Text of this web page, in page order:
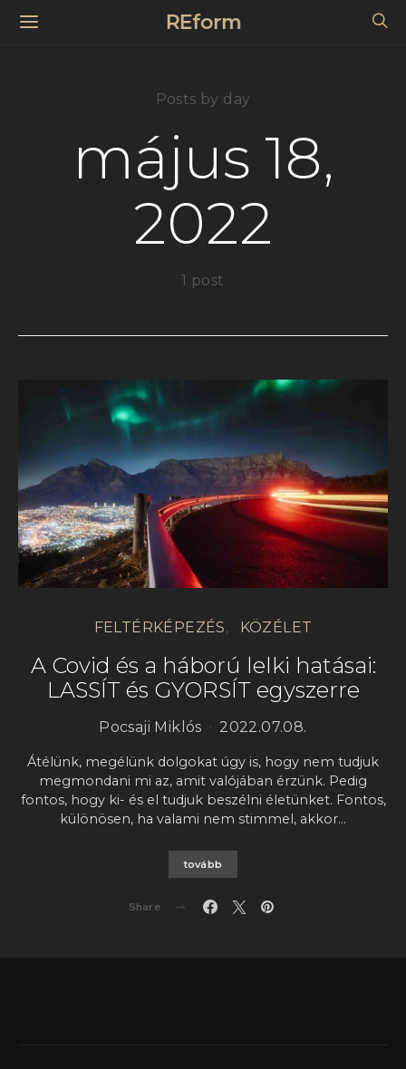
REform
Posts by day
május 18,
2022
1 post
FELTÉRKÉPEZÉS KÖZÉLET
A Covid és a háború lelki hatásai:
LASSÍT és GYORSÍT egyszerre
Pocsaji Miklós 2022.07.08.
Átélünk, megélünk dolgokat úgy is, hogy nem tudjuk
megmondani mi az, amit valójában érzünk. Pedig
fontos, hogy ki- és el tudjuk beszélni életünket. Fontos,
különösen, ha valami nem stimmel, akkor…
tovább
Share